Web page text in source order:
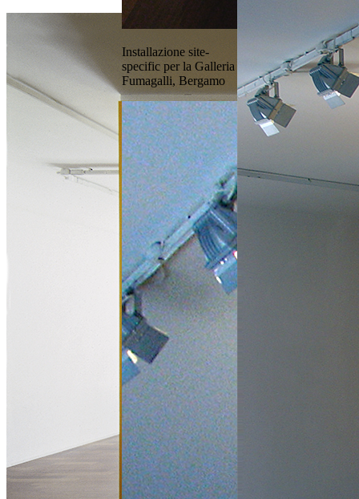
Installazione site-
specific per la Galleria
Fumagalli, Bergamo